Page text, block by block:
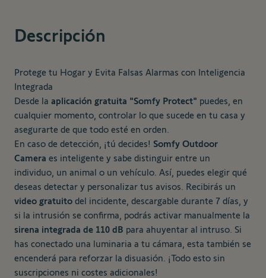
Descripción
Protege tu Hogar y Evita Falsas Alarmas con Inteligencia
Integrada
Desde la aplicación gratuita "Somfy Protect" puedes, en
cualquier momento, controlar lo que sucede en tu casa y
asegurarte de que todo esté en orden.
En caso de detección, ¡tú decides! Somfy Outdoor
Camera es inteligente y sabe distinguir entre un
individuo, un animal o un vehículo. Así, puedes elegir qué
deseas detectar y personalizar tus avisos. Recibirás un
video gratuito del incidente, descargable durante 7 días, y
si la intrusión se confirma, podrás activar manualmente la
sirena integrada de 110 dB para ahuyentar al intruso. Si
has conectado una luminaria a tu cámara, esta también se
encenderá para reforzar la disuasión. ¡Todo esto sin
suscripciones ni costes adicionales!